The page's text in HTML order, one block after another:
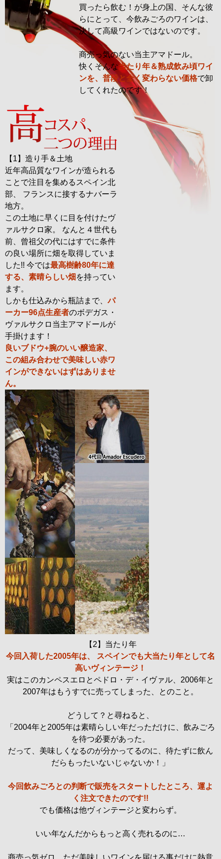
買ったら飲む！が身上の国、そんな彼
らにとって、今飲みごろのワインは、
決して高級ワインではないのです。
商売っ気のない当主アマドール。
快くそんな当たり年＆熟成飲み頃ワイ
ンを、普段と全く変わらない価格で卸
してくれたのです！
【1】造り手＆土地
近年高品質なワインが造られる
ことで注目を集めるスペイン北
部、 フランスに接するナバーラ
地方。
この土地に早くに目を付けたヴ
ァルサクロ家。 なんと４世代も
前、曾祖父の代にはすでに条件
の良い場所に畑を取得していま
した!! 今では最高樹齢80年に達
する、素晴らしい畑 を持ってい
ます。
しかも仕込みから瓶詰まで、パ
ーカー96点生産者のボデガス・
ヴァルサクロ当主アマドールが
手掛けます！
良いブドウ+腕のいい醸造家、
この組み合わせで美味しい赤ワ
インができないはずはありませ
ん。
【2】当たり年
今回入荷した2005年は、 スペインでも大当たり年として名
高いヴィンテージ！
実はこのカンペスエロとペドロ・デ・イヴァル、2006年と
2007年はもうすでに売ってしまった、とのこと。
どうして？と尋ねると、
「2004年と2005年は素晴らしい年だっただけに、飲みごろ
を待つ必要があった。
だって、美味しくなるのが分かってるのに、待たずに飲ん
だらもったいないじゃないか！」
今回飲みごろとの判断で販売をスタートしたところ、運よ
く注文できたのです!!
でも価格は他ヴィンテージと変わらず。
いい年なんだからもっと高く売れるのに…
商売っ気ゼロ、ただ美味しいワインを届ける事だけに熱意